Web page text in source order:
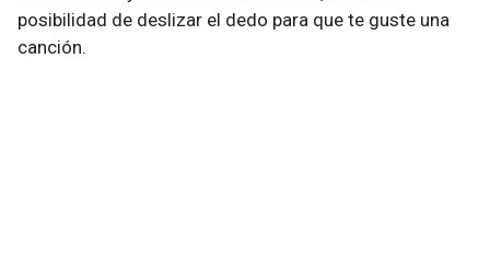
posibilidad de deslizar el dedo para que te guste una
canción.